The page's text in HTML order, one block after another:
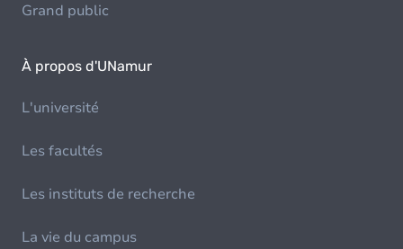
Grand public
À propos d'UNamur
L'université
Les facultés
Les instituts de recherche
La vie du campus